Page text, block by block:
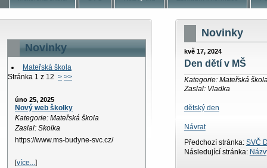
Novinky
Mateřská škola
Stránka 1 z 12 > >>
úno 25, 2025
Nový web školky
Kategorie: Mateřská škola
Zaslal: Skolka
https://www.ms-budyne-svc.cz/
[více...]
Novinky
kvě 17, 2024
Den dětí v MŠ
Kategorie: Mateřská
Zaslal: Vladka
dětský den
Návrat
Předchozí stránka: SVČ
Následující stránka: